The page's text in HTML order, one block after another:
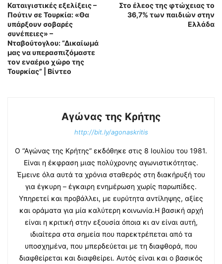
Καταιγιστικές εξελίξεις –
Πούτιν σε Τουρκία: «Θα
υπάρξουν σοβαρές
συνέπειες» –
Νταβούτογλου: “Δικαίωμά
μας να υπερασπιζόμαστε
τον εναέριο χώρο της
Τουρκίας” | Βίντεο
Στο έλεος της φτώχειας το
36,7% των παιδιών στην
Ελλάδα
Αγώνας της Κρήτης
http://bit.ly/agonaskritis
Ο “Αγώνας της Κρήτης” εκδόθηκε στις 8 Ιουλίου του 1981.
Είναι η έκφραση μιας πολύχρονης αγωνιστικότητας.
Έμεινε όλα αυτά τα χρόνια σταθερός στη διακήρυξή του
για έγκυρη – έγκαιρη ενημέρωση χωρίς παρωπίδες.
Υπηρετεί και προβάλλει, με ευρύτητα αντίληψης, αξίες
και οράματα για μία καλύτερη κοινωνία.Η βασική αρχή
είναι η κριτική στην εξουσία όποια κι αν είναι αυτή,
ιδιαίτερα στα σημεία που παρεκτρέπεται από τα
υποσχημένα, που μπερδεύεται με τη διαφθορά, που
διαφθείρεται και διαφθείρει. Αυτός είναι και ο βασικός